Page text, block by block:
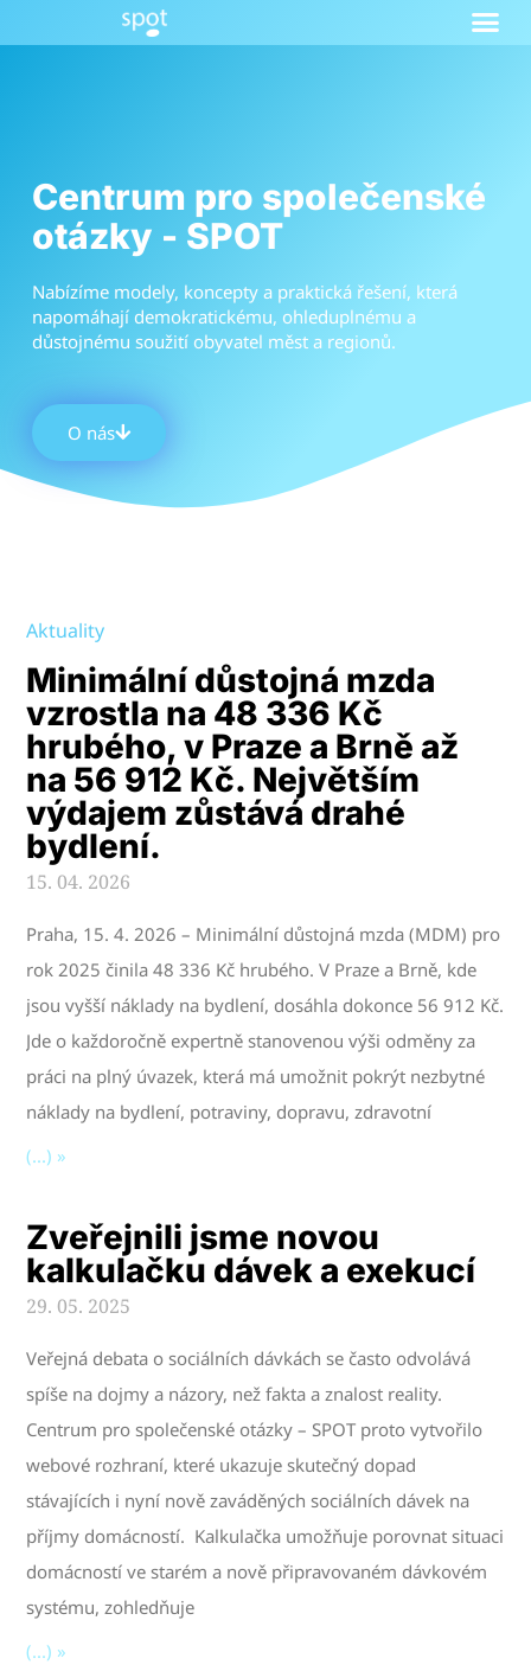
Centrum pro společenské
otázky - SPOT
Nabízíme modely, koncepty a praktická řešení, která
napomáhají demokratickému, ohleduplnému a
důstojnému soužití obyvatel měst a regionů.
O nás
Aktuality
Minimální důstojná mzda
vzrostla na 48 336 Kč
hrubého, v Praze a Brně až
na 56 912 Kč. Největším
výdajem zůstává drahé
bydlení.
15. 04. 2026
Praha, 15. 4. 2026 – Minimální důstojná mzda (MDM) pro
rok 2025 činila 48 336 Kč hrubého. V Praze a Brně, kde
jsou vyšší náklady na bydlení, dosáhla dokonce 56 912 Kč.
Jde o každoročně expertně stanovenou výši odměny za
práci na plný úvazek, která má umožnit pokrýt nezbytné
náklady na bydlení, potraviny, dopravu, zdravotní
(...) »
Zveřejnili jsme novou
kalkulačku dávek a exekucí
29. 05. 2025
Veřejná debata o sociálních dávkách se často odvolává
spíše na dojmy a názory, než fakta a znalost reality.
Centrum pro společenské otázky – SPOT proto vytvořilo
webové rozhraní, které ukazuje skutečný dopad
stávajících i nyní nově zaváděných sociálních dávek na
příjmy domácností. Kalkulačka umožňuje porovnat situaci
domácností ve starém a nově připravovaném dávkovém
systému, zohledňuje
(...) »